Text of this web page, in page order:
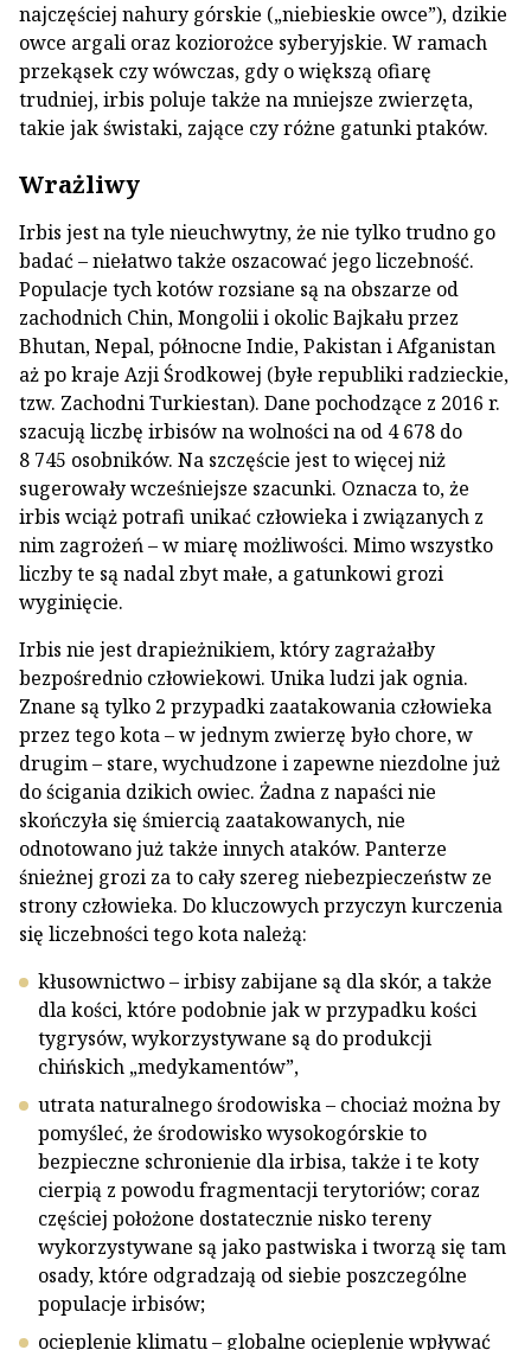
najczęściej nahury górskie („niebieskie owce”), dzikie
owce argali oraz koziorożce syberyjskie. W ramach
przekąsek czy wówczas, gdy o większą ofiarę
trudniej, irbis poluje także na mniejsze zwierzęta,
takie jak świstaki, zające czy różne gatunki ptaków.
Wrażliwy
Irbis jest na tyle nieuchwytny, że nie tylko trudno go
badać – niełatwo także oszacować jego liczebność.
Populacje tych kotów rozsiane są na obszarze od
zachodnich Chin, Mongolii i okolic Bajkału przez
Bhutan, Nepal, północne Indie, Pakistan i Afganistan
aż po kraje Azji Środkowej (byłe republiki radzieckie,
tzw. Zachodni Turkiestan). Dane pochodzące z 2016 r.
szacują liczbę irbisów na wolności na od 4 678 do
8 745 osobników. Na szczęście jest to więcej niż
sugerowały wcześniejsze szacunki. Oznacza to, że
irbis wciąż potrafi unikać człowieka i związanych z
nim zagrożeń – w miarę możliwości. Mimo wszystko
liczby te są nadal zbyt małe, a gatunkowi grozi
wyginięcie.
Irbis nie jest drapieżnikiem, który zagrażałby
bezpośrednio człowiekowi. Unika ludzi jak ognia.
Znane są tylko 2 przypadki zaatakowania człowieka
przez tego kota – w jednym zwierzę było chore, w
drugim – stare, wychudzone i zapewne niezdolne już
do ścigania dzikich owiec. Żadna z napaści nie
skończyła się śmiercią zaatakowanych, nie
odnotowano już także innych ataków. Panterze
śnieżnej grozi za to cały szereg niebezpieczeństw ze
strony człowieka. Do kluczowych przyczyn kurczenia
się liczebności tego kota należą:
kłusownictwo – irbisy zabijane są dla skór, a także
dla kości, które podobnie jak w przypadku kości
tygrysów, wykorzystywane są do produkcji
chińskich „medykamentów”,
utrata naturalnego środowiska – chociaż można by
pomyśleć, że środowisko wysokogórskie to
bezpieczne schronienie dla irbisa, także i te koty
cierpią z powodu fragmentacji terytoriów; coraz
częściej położone dostatecznie nisko tereny
wykorzystywane są jako pastwiska i tworzą się tam
osady, które odgradzają od siebie poszczególne
populacje irbisów;
ocieplenie klimatu – globalne ocieplenie wpływać